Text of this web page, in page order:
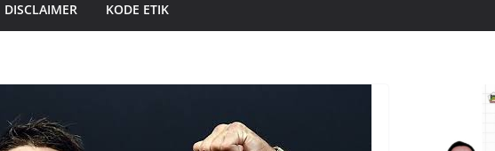
DISCLAIMER KODE ETIK